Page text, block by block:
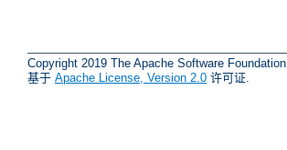
Copyright 2019 The Apache Software Foundation.
基于 Apache License, Version 2.0 许可证.